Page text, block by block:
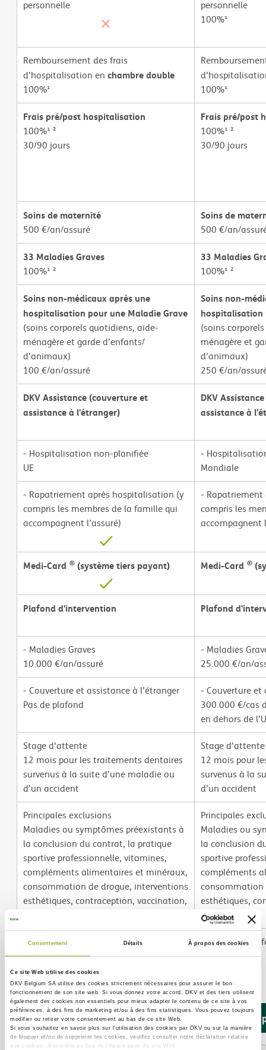
Consentement Détails À propos des cookies
Ce site Web utilise des cookies
DKV Belgium SA utilise des cookies strictement nécessaires pour assurer le bon
fonctionnement de son site web. Si vous donnez votre accord, DKV et des tiers utilisent
également descookies non essentiels pour mieux adapter le contenu de ce site à vos
préférences, à des fins de marketing et/ou à des fins statistiques. Vous pouvez toujours
modifier ou retirer votre consentement au bas de ce site Web.
Si vous souhaitez en savoir plus sur l'utilisation des cookies par DKV ou sur la manière
de bloquer et/ou de supprimer les cookies, veuillez consulter notre déclaration relative
aux cookies, disponible au bas de chaque page du site Web.
personnelle
Remboursement des frais
d'hospitalisation en chambre double
100%¹
Frais pré/post hospitalisation
100%¹ ²
30/90 jours
Soins de maternité
500 €/an/assuré
33 Maladies Graves
100%¹ ²
Soins non-médicaux après une
hospitalisation pour une Maladie Grave
(soins corporels quotidiens, aide-
ménagère et garde d’enfants/
d’animaux)
100 €/an/assuré
DKV Assistance (couverture et
assistance à l'étranger)
- Hospitalisation non-planifiée
UE
- Rapatriement après hospitalisation (y
compris les membres de la famille qui
accompagnent l’assuré)
Medi-Card ® (système tiers payant)
Plafond d'intervention
- Maladies Graves
10.000 €/an/assuré
- Couverture et assistance à l’étranger
Pas de plafond
Stage d'attente
12 mois pour les traitements dentaires
survenus à la suite d’une maladie ou
d’un accident
Principales exclusions
Maladies ou symptômes préexistants à
la conclusion du contrat, la pratique
sportive professionnelle, vitamines,
compléments alimentaires et minéraux,
consommation de drogue, interventions
esthétiques, contraception, vaccination,
Document d'information produit (IPID)
En savoir plus
personnelle
100%¹
100%¹
Frais pré/post
100%¹ ²
30/90 jours
Soins de
500 €/an/
33 Maladies
100%¹ ²
Soins non-
hospitalisation
(soins
ménagère et
d’animaux)
250 €/an/
DKV
assistance à
-
Mondiale
-
compris les
accompagnent
Medi-Card ®
Plafond
- Maladies
25.000 €/an/
- Couverture et
300.000 €/cas
en dehors de
Stage d'attente
12 mois pour
survenus à la
d’un accident
Principales
Maladies ou
la conclusion
sportive
compléments
consommation
esthétiques,
stérilisation.
Document
En savoir